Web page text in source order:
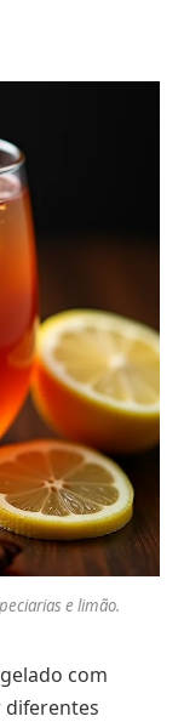
e limão.
com
diferentes